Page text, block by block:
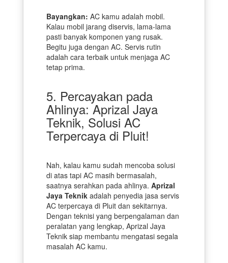
Bayangkan: AC kamu adalah mobil.
Kalau mobil jarang diservis, lama-lama
pasti banyak komponen yang rusak.
Begitu juga dengan AC. Servis rutin
adalah cara terbaik untuk menjaga AC
tetap prima.
5. Percayakan pada
Ahlinya: Aprizal Jaya
Teknik, Solusi AC
Terpercaya di Pluit!
Nah, kalau kamu sudah mencoba solusi
di atas tapi AC masih bermasalah,
saatnya serahkan pada ahlinya. Aprizal
Jaya Teknikadalah penyedia jasa servis
AC terpercaya di Pluit dan sekitarnya.
Dengan teknisi yang berpengalaman dan
peralatan yang lengkap, Aprizal Jaya
Teknik siap membantu mengatasi segala
masalah AC kamu.